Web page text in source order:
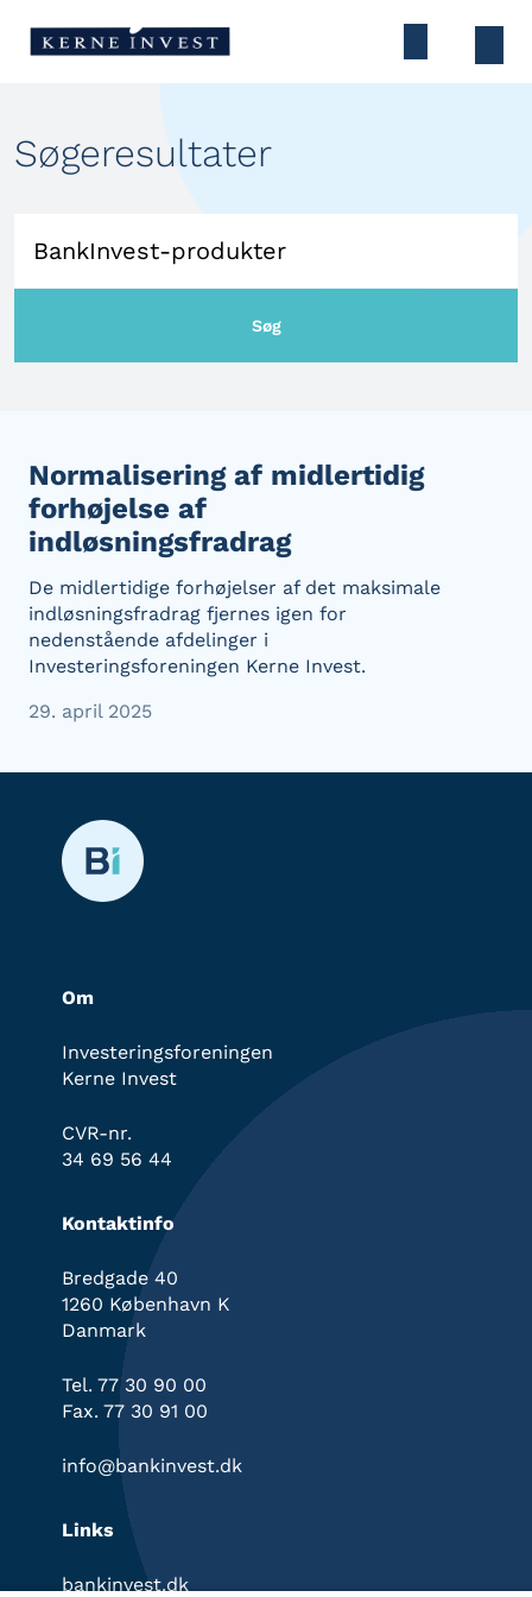
Søgeresultater
Søg
Normalisering af midlertidig
forhøjelse af
indløsningsfradrag
De midlertidige forhøjelser af det maksimale
indløsningsfradrag fjernes igen for
nedenstående afdelinger i
Investeringsforeningen Kerne Invest.
29. april 2025
Om
Investeringsforeningen
Kerne Invest
CVR-nr.
34 69 56 44
Kontaktinfo
Bredgade 40
1260 København K
Danmark
Tel. 77 30 90 00
Fax. 77 30 91 00
info@bankinvest.dk
Links
bankinvest.dk